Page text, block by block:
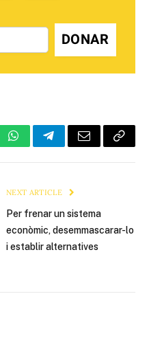
DONAR
WhatsAppTelegramEmail Copy
NEXT ARTICLE
Per frenar un sistema
econòmic, desemmascarar-lo
i establir alternatives